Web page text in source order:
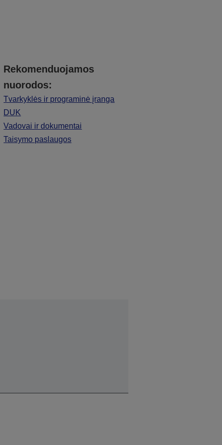
Rekomenduojamos
nuorodos:
Tvarkyklės ir programinė įranga
DUK
Vadovai ir dokumentai
Taisymo paslaugos